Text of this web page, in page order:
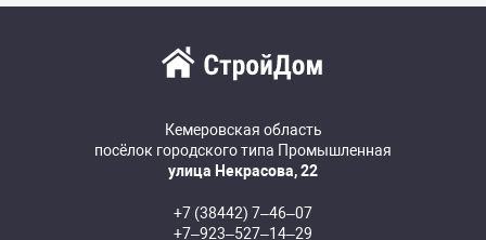
Кемеровская область
посёлок городского типа Промышленная
улица Некрасова, 22
+7 (38442) 7‒46‒07
+7‒923‒527‒14‒29